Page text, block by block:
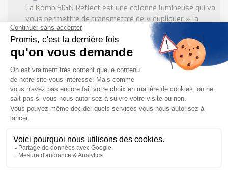
La KombiSIGN Reflect est une colonne lumineuse qui va
vous permettre de transmettre de « dupliquer » la
signalisation lumineuse de votre machine sur une autre
colonne plus loin. Ce système KombiSIGN ...
EN SAVOIR PLUS